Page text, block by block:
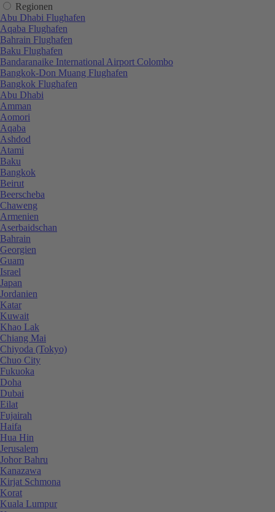
Regionen
Abu Dhabi Flughafen
Aqaba Flughafen
Bahrain Flughafen
Baku Flughafen
Bandaranaike International Airport Colombo
Bangkok-Don Muang Flughafen
Bangkok Flughafen
Abu Dhabi
Amman
Aomori
Aqaba
Ashdod
Atami
Baku
Bangkok
Beirut
Beerscheba
Chaweng
Armenien
Aserbaidschan
Bahrain
Georgien
Guam
Israel
Japan
Jordanien
Katar
Kuwait
Khao Lak
Chiang Mai
Chiyoda (Tokyo)
Chuo City
Fukuoka
Doha
Dubai
Eilat
Fujairah
Haifa
Hua Hin
Jerusalem
Johor Bahru
Kanazawa
Kirjat Schmona
Korat
Kuala Lumpur